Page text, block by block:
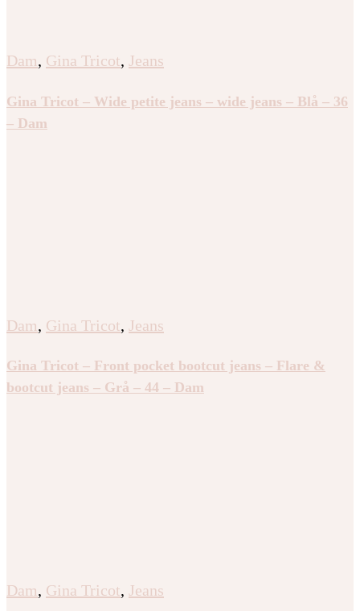
Dam, Gina Tricot, Jeans
Gina Tricot – Wide petite jeans – wide jeans – Blå – 36
– Dam
Dam, Gina Tricot, Jeans
Gina Tricot – Front pocket bootcut jeans – Flare &
bootcut jeans – Grå – 44 – Dam
Dam, Gina Tricot, Jeans